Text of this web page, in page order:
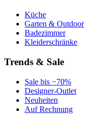
Küche
Garten & Outdoor
Badezimmer
Kleiderschränke
Trends & Sale
Sale bis −70%
Designer-Outlet
Neuheiten
Auf Rechnung